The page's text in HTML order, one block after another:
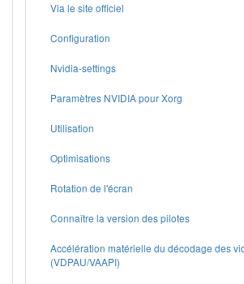
Via le site officiel
Configuration
Nvidia-settings
Paramètres NVIDIA pour Xorg
Utilisation
Optimisations
Rotation de l'écran
Connaître la version des pilotes
Accélération matérielle du décodage des
(VDPAU/VAAPI)